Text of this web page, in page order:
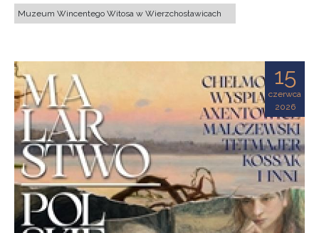
Muzeum Wincentego Witosa w Wierzchosławicach
15
czerwca
2026